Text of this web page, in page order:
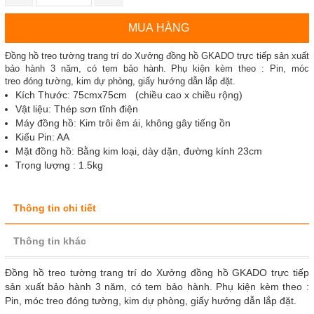
MUA HÀNG
Đồng hồ treo tường trang trí do Xưởng đồng hồ GKADO trực tiếp sản xuất
bảo hành 3 năm, có tem bảo hành. Phụ kiện kèm theo : Pin, móc
treo đóng tường, kim dự phòng, giấy hướng dẫn lắp đặt.
Kích Thước: 75cmx75cm (chiều cao x chiều rộng)
Vật liệu: Thép sơn tĩnh điện
Máy đồng hồ: Kim trôi êm ái, không gây tiếng ồn
Kiểu Pin: AA
Mặt đồng hồ: Bằng kim loại, dày dặn, đường kính 23cm
Trọng lượng : 1.5kg
Thông tin chi tiết
Thông tin khác
Đồng hồ treo tường trang trí do Xưởng đồng hồ GKADO trực tiếp
sản xuất bảo hành 3 năm, có tem bảo hành. Phụ kiện kèm theo :
Pin, móc treo đóng tường, kim dự phòng, giấy hướng dẫn lắp đặt.